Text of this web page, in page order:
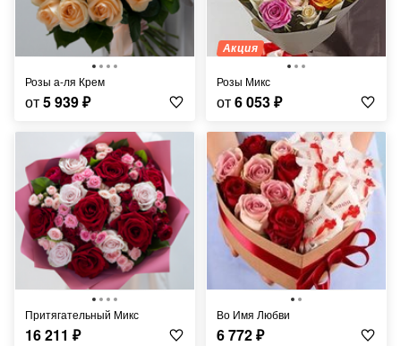
Розы а-ля Крем
от5 939₽
Акция
Розы Микс
от6 053₽
Притягательный Микс
16 211 ₽
Во Имя Любви
6 772₽